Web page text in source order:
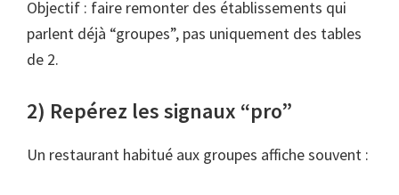
Objectif : faire remonter des établissements qui
parlent déjà “groupes”, pas uniquement des tables
de 2.
2) Repérez les signaux “pro”
Un restaurant habitué aux groupes affiche souvent :